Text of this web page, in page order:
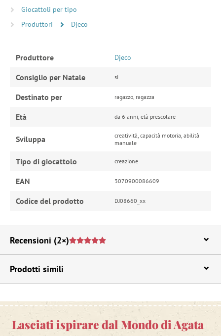
Giocattoli per tipo
Produttori
Djeco
Produttore Djeco
Consiglio per Natale si
Destinato per ragazzo, ragazza
Età da 6 anni, età prescolare
Sviluppa
creatività, capacità motoria, abilità
manuale
Tipo di giocattolo creazione
EAN 3070900086609
Codice del prodotto DJ08660_xx
Recensioni (2×)
Prodotti simili
Lasciati ispirare dal Mondo di Agata